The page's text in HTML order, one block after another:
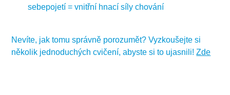
sebepojetí = vnitřní hnací síly chování
Nevíte, jak tomu správně porozumět? Vyzkoušejte si
několik jednoduchých cvičení, abyste si to ujasnili!Zde